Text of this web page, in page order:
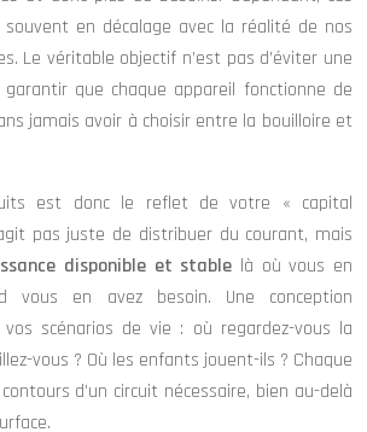
en décalage avec la réalité de nos
Le véritable objectif n’est pas d’éviter une
que chaque appareil fonctionne de
jamais avoir à choisir entre la bouilloire et
est donc le reflet de votre « capital
pas juste de distribuer du courant, mais
disponible et stable là où vous en
vous en avez besoin. Une conception
scénarios de vie : où regardez-vous la
vous ? Où les enfants jouent-ils ? Chaque
d’un circuit nécessaire, bien au-delà